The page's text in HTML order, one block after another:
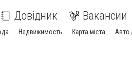
Довідник Вакансии
Недвижимость Карта міста Авто